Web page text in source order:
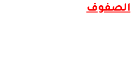
الصفوف